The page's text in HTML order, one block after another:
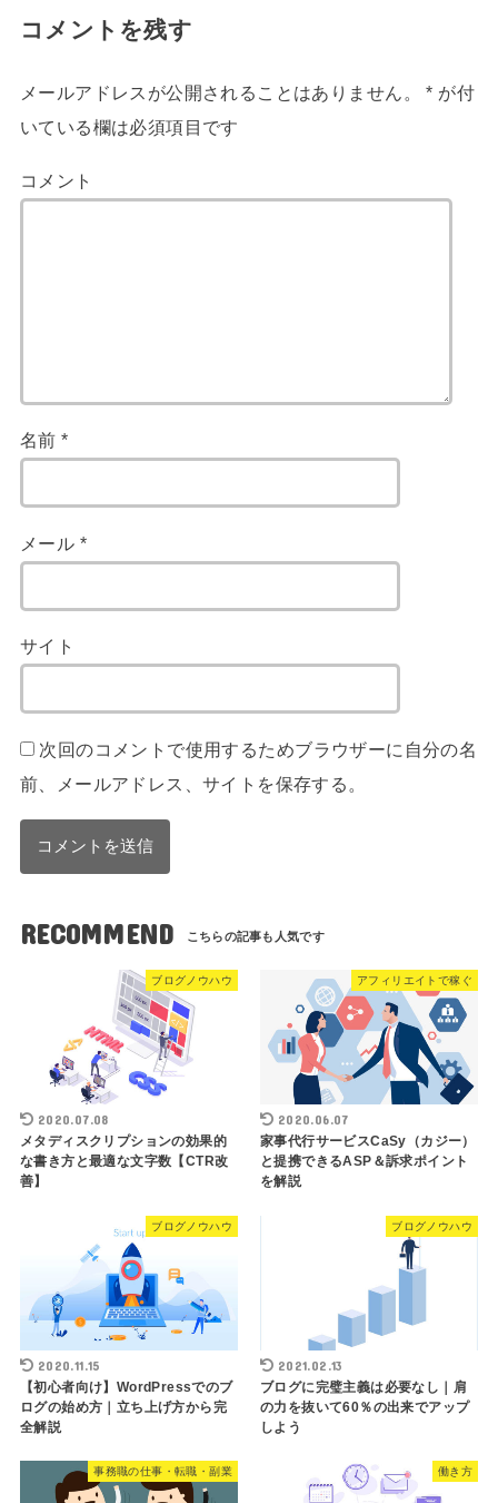
コメントを残す
メールアドレスが公開されることはありません。 * が付
いている欄は必須項目です
コメント
名前*
メール *
サイト
次回のコメントで使用するためブラウザーに自分の名
前、メールアドレス、サイトを保存する。
RECOMMEND
ブログノウハウ
2020.07.08
メタディスクリプションの効果的
な書き方と最適な文字数【CTR改
善】
アフィリエイトで稼ぐ
2020.06.07
家事代行サービスCaSy（カジー）
と提携できるASP＆訴求ポイント
を解説
ブログノウハウ
2020.11.15
【初心者向け】WordPressでのブ
ログの始め方｜立ち上げ方から完
全解説
ブログノウハウ
2021.02.13
ブログに完璧主義は必要なし｜肩
の力を抜いて60％の出来でアップ
しよう
事務職の仕事・転職・副業 働き方